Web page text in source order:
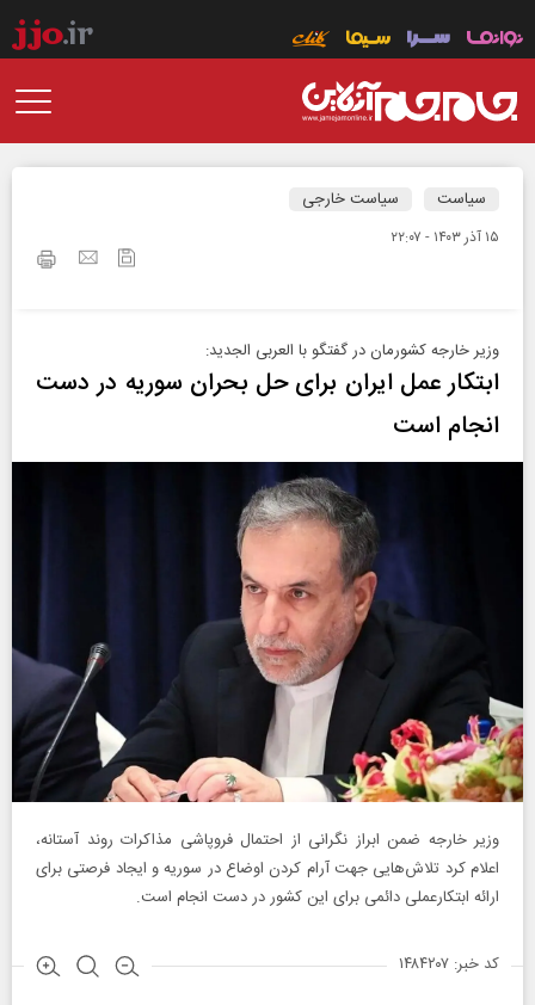
سیاست سیاست خارجی
۱۵ آذر ۱۴۰۳ - ۲۲:۰۷
وزیر خارجه کشورمان در گفتگو با العربی الجدید:
ابتکار عمل ایران برای حل بحران سوریه در دست
انجام است
وزیر خارجه ضمن ابراز نگرانی از احتمال فروپاشی مذاکرات روند آستانه،
اعلام کرد تلاش‌هایی جهت آرام کردن اوضاع در سوریه و ایجاد فرصتی برای
ارائه ابتکارعملی دائمی برای این کشور در دست انجام است.
کد خبر: ۱۴۸۴۲۰۷